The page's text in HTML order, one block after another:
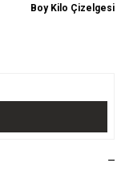
Boy Kilo Çizelgesi